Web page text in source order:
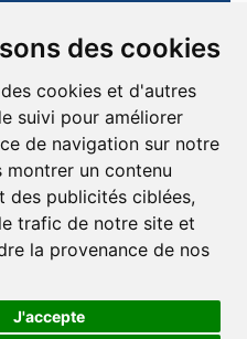
des cookies
cookies et d'autres
suivi pour améliorer
de navigation sur notre
montrer un contenu
des publicités ciblées,
trafic de notre site et
la provenance de nos
J'accepte
droits sont réservés.